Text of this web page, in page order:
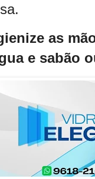
as
e sabão